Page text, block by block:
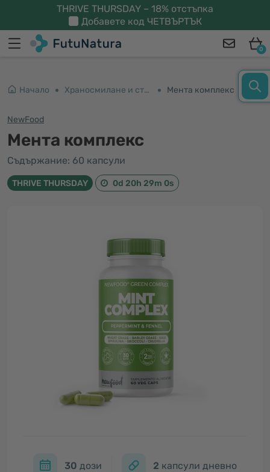
THRIVE THURSDAY – 18% отстъпка
Добавете код ЧЕТВЪРТЪК
0
Начало Храносмилане и стомах Мента комплекс
NewFood
Мента комплекс
Съдържание: 60 капсули
THRIVE THURSDAY 0d 20h 29m 0s
30 дози 2 капсули дневно